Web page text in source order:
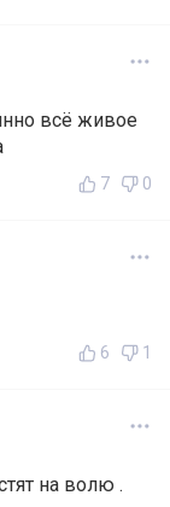
всё живое
7 0
6 1
на волю .